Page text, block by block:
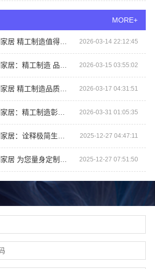
MORE+
华居不锈钢定制家居 精工制造值得信赖 2026-03-14 22:12:45
华居不锈钢定制家居：精工制造 品质保证 2026-03-15 03:55:02
华居不锈钢定制家居 精工制造品质值得信赖 2026-03-17 04:31:51
华居不锈钢定制家居：精工制造彰显品质 2026-03-31 01:05:35
华居不锈钢定制家居：诠释极简生活美学理念 2025-12-27 04:47:11
华居不锈钢定制家居 为您量身定制理想橱柜 2025-12-27 07:51:50